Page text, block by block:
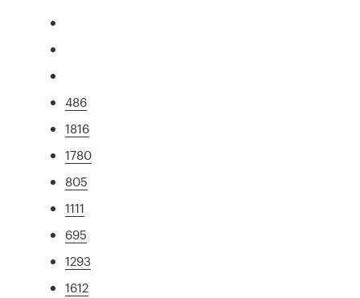
486
1816
1780
805
1111
695
1293
1612